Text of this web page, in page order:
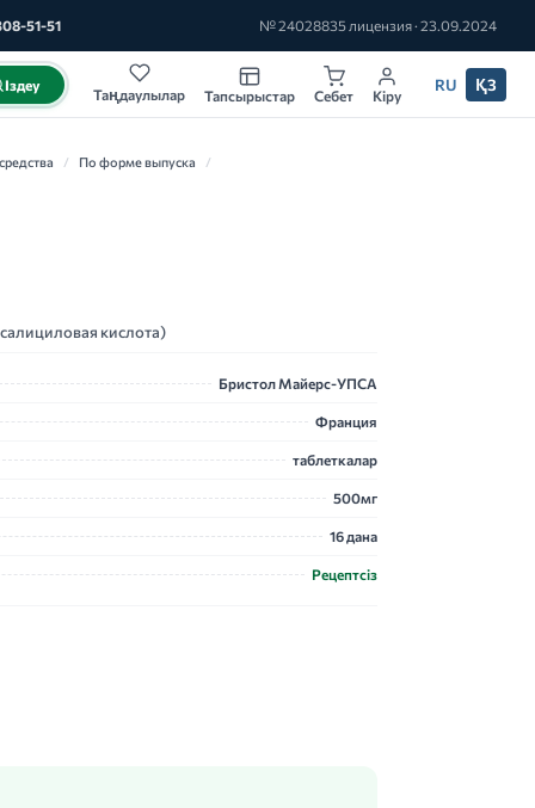
51-51 № 24028835 лицензия · 23.09.2024
Іздеу
Таңдаулылар Тапсырыстар Себет Кіру
RU ҚЗ
/ По форме выпуска
/
кислота)
Бристол Майерс-УПСА
Франция
таблеткалар
500мг
16 дана
Рецептсіз